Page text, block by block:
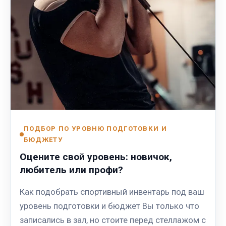
ПОДБОР ПО УРОВНЮ ПОДГОТОВКИ И
БЮДЖЕТУ
Оцените свой уровень: новичок,
любитель или профи?
Как подобрать спортивный инвентарь под ваш
уровень подготовки и бюджет Вы только что
записались в зал, но стоите перед стеллажом с